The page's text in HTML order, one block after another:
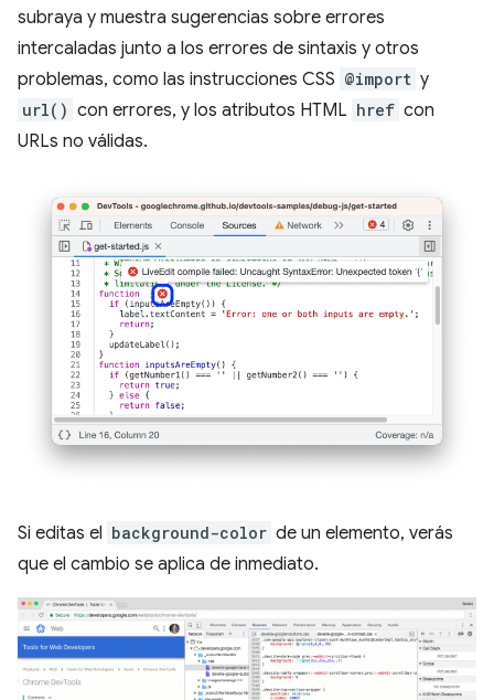
subraya y muestra sugerencias sobre errores
intercaladas junto a los errores de sintaxis y otros
problemas, como las instrucciones CSS @import y
url() con errores, y los atributos HTML href con
URLs no válidas.
Si editas el background-color de un elemento, verás
que el cambio se aplica de inmediato.